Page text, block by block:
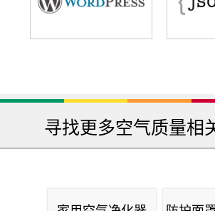
寻找更多空气质量相